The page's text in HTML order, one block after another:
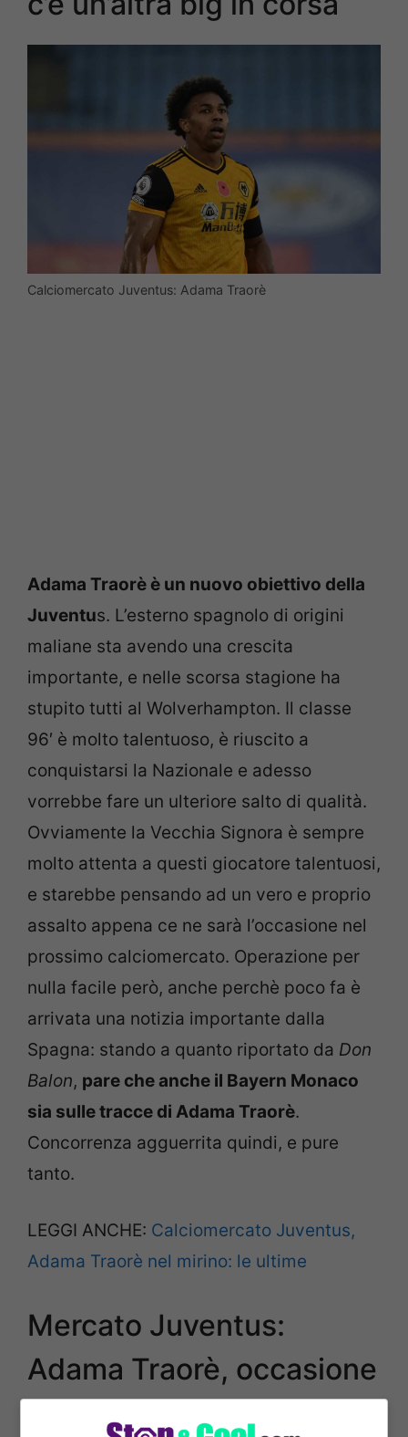
Calciomercato Juventus: Adama Traorè
Adama Traorè è un nuovo obiettivo della
Juventus. L’esterno spagnolo di origini
maliane sta avendo una crescita
importante, e nelle scorsa stagione ha
stupito tutti al Wolverhampton. Il classe
96′ è molto talentuoso, è riuscito a
conquistarsi la Nazionale e adesso
vorrebbe fare un ulteriore salto di qualità.
Ovviamente la Vecchia Signora è sempre
molto attenta a questi giocatore talentuosi,
e starebbe pensando ad un vero e proprio
assalto appena ce ne sarà l’occasione nel
prossimo calciomercato. Operazione per
nulla facile però, anche perchè poco fa è
arrivata una notizia importante dalla
Spagna: stando a quanto riportato da Don
Balon, pare che anche il Bayern Monaco
sia sulle tracce di Adama Traorè.
Concorrenza agguerrita quindi, e pure
tanto.
LEGGI ANCHE: Calciomercato Juventus,
Adama Traorè nel mirino: le ultime
Mercato Juventus:
Adama Traorè, occasione
da non perdere